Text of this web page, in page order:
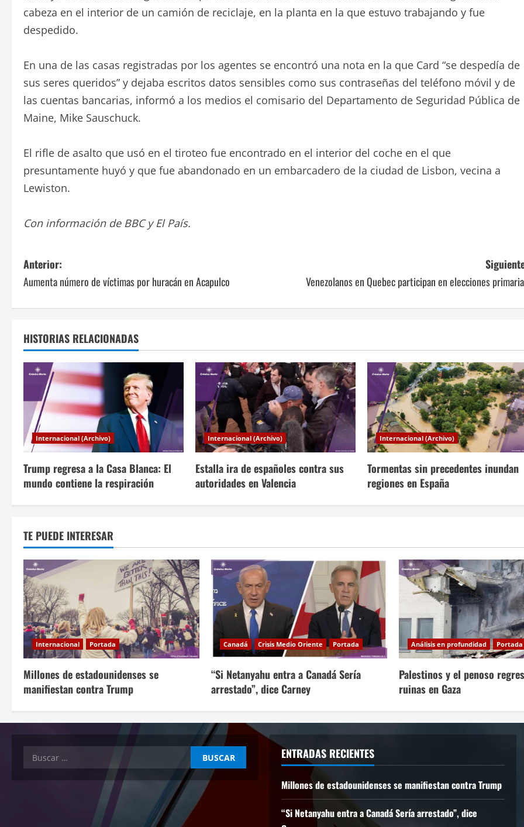
cabeza en el interior de un camión de reciclaje, en la planta en la que estuvo trabajando y fue
despedido.
En una de las casas registradas por los agentes se encontró una nota en la que Card “se despedía de
sus seres queridos” y dejaba escritos datos sensibles como sus contraseñas del teléfono móvil y de
las cuentas bancarias, informó a los medios el comisario del Departamento de Seguridad Pública de
Maine, Mike Sauschuck.
El rifle de asalto que usó en el tiroteo fue encontrado en el interior del coche en el que
presuntamente huyó y que fue abandonado en un embarcadero de la ciudad de Lisbon, vecina a
Lewiston.
Con información de BBC y El País.
N
a
v
e
g
i
ó
n
d
e
e
n
t
r
a
d
a
Anterior:
Aumenta número de víctimas por huracán en Acapulco
Venezolanos en Quebec participan en elecciones
HISTORIAS RELACIONADAS
Internacional (Archivo)
Trump regresa a la Casa Blanca: El
mundo contiene la respiración
Internacional (Archivo)
Estalla ira de españoles contra sus
autoridades en Valencia
Internacional (Archivo)
Tormentas sin precedentes inundan
regiones en España
TE PUEDE INTERESAR
Internacional Portada
Millones de estadounidenses se
manifiestan contra Trump
Canadá Crisis Medio Oriente Portada
“Si Netanyahu entra a Canadá Sería
arrestado”, dice Carney
Análisis en profundidad Portada
Palestinos y el penoso
ruinas en Gaza
Buscar: ENTRADAS RECIENTES
Millones de estadounidenses se manifiestan contra Trump
“Si Netanyahu entra a Canadá Sería arrestado”, dice